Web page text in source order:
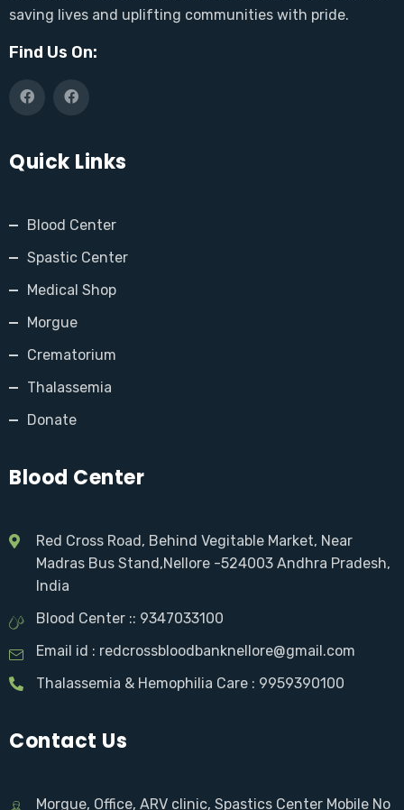
saving lives and uplifting communities with pride.
Find Us On:
Quick Links
Blood Center
Spastic Center
Medical Shop
Morgue
Crematorium
Thalassemia
Donate
Blood Center
Red Cross Road, Behind Vegitable Market, Near
Madras Bus Stand,Nellore -524003 Andhra Pradesh,
India
Blood Center :: 9347033100
Email id : redcrossbloodbanknellore@gmail.com
Thalassemia & Hemophilia Care : 9959390100
Contact Us
Morgue, Office, ARV clinic, Spastics Center Mobile No